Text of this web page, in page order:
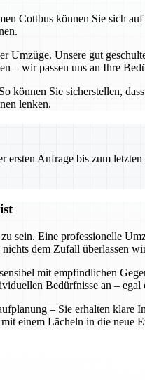
Cottbus können Sie sich
Unsere gut
– wir passen uns an Ihre
Sie sicherstellen,
lenken.
Anfrage bis zum
sein. Eine professionelle
dem Zufall überlassen
mit empfindlichen
Bedürfnisse an –
– Sie erhalten klare
einem Lächeln in die neue